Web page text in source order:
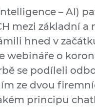
– AI)
mezi základní a
hned v
webináře o
se podíleli
ze dvou
principu